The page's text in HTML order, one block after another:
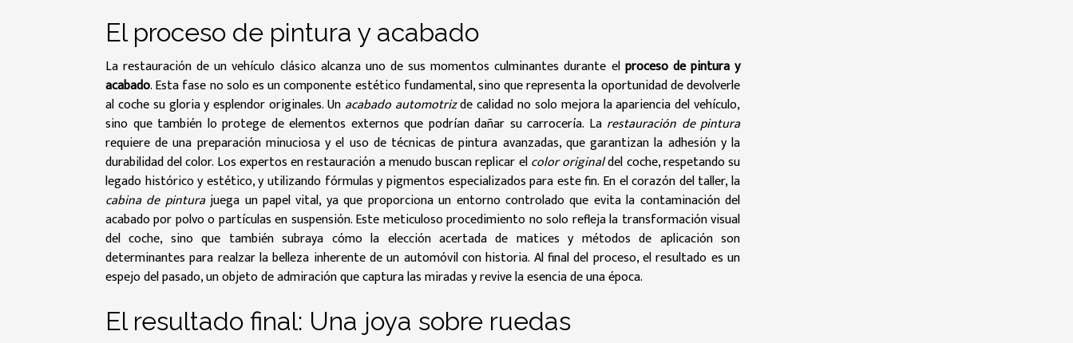
El proceso de pintura y acabado
La restauración de un vehículo clásico alcanza uno de sus momentos culminantes durante el proceso de pintura y
acabado. Esta fase no solo es un componente estético fundamental, sino que representa la oportunidad de devolverle
al coche su gloria y esplendor originales. Un acabado automotrizde calidad no solo mejora la apariencia del vehículo,
sino que también lo protege de elementos externos que podrían dañar su carrocería. La restauración de pintura
requiere de una preparación minuciosa y el uso de técnicas de pintura avanzadas, que garantizan la adhesión y la
durabilidad del color. Los expertos en restauración a menudo buscan replicar elcolor originaldel coche, respetando su
legado histórico y estético, y utilizando fórmulas y pigmentos especializados para este fin. En el corazón del taller, la
cabina de pinturajuega un papel vital, ya que proporciona un entorno controlado que evita la contaminación del
acabado por polvo o partículas en suspensión. Este meticuloso procedimiento no solo refleja la transformación visual
del coche, sino que también subraya cómo la elección acertada de matices y métodos de aplicación son
determinantes para realzar la belleza inherente de un automóvil con historia. Al final del proceso, el resultado es un
espejo del pasado, un objeto de admiración que captura las miradas y revive la esencia de una época.
El resultado final: Una joya sobre ruedas